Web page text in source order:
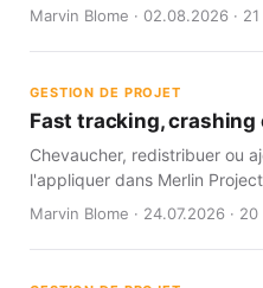
Marvin Blome · 02.08.2026 ·
GESTION DE PROJET
Fast tracking,
Chevaucher, redistribuer ou
l'appliquer dans Merlin
Marvin Blome · 24.07.2026 ·